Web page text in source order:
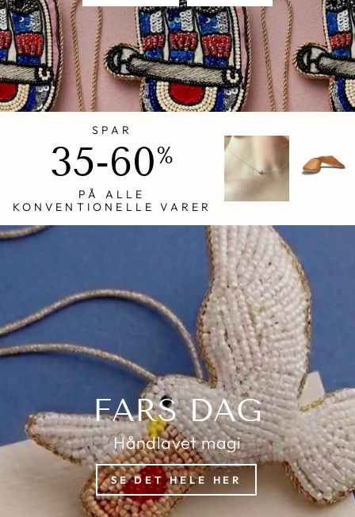
SPAR
35-60%
PÅ ALLE
KONVENTIONELLE VARER